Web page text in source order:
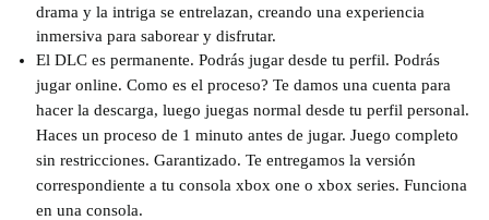
drama y la intriga se entrelazan, creando una experiencia
inmersiva para saborear y disfrutar.
El DLC es permanente. Podrás jugar desde tu perfil. Podrás
jugar online. Como es el proceso? Te damos una cuenta para
hacer la descarga, luego juegas normal desde tu perfil personal.
Haces un proceso de 1 minuto antes de jugar. Juego completo
sin restricciones. Garantizado. Te entregamos la versión
correspondiente a tu consola xbox one o xbox series. Funciona
en una consola.